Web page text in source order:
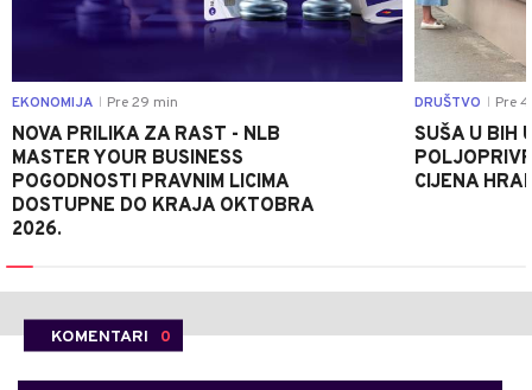
EKONOMIJA Pre 29 min
NOVA PRILIKA ZA RAST - NLB
MASTER YOUR BUSINESS
POGODNOSTI PRAVNIM LICIMA
DOSTUPNE DO KRAJA OKTOBRA
2026.
DRUŠTVO Pre
SUŠA U BIH
CIJENA
KOMENTARI 0